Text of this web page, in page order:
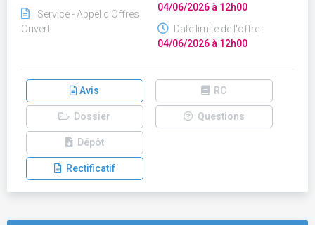
Service - Appel d'Offres
Ouvert
04/06/2026 à 12h00
Date limite de l'offre :
04/06/2026 à 12h00
Avis RC
Dossier Questions
Dépôt
Rectificatif